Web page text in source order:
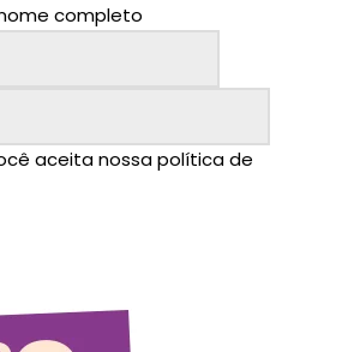
completo
aceita nossa política de